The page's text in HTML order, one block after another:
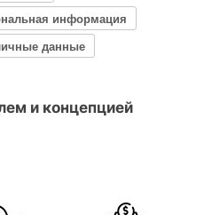
информация
данные
и концепцией